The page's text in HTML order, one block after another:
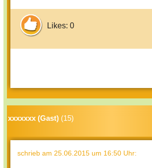
Likes: 0
xxxxxxx (Gast) (15)
schrieb am 25.06.2015 um 16:50 Uhr: